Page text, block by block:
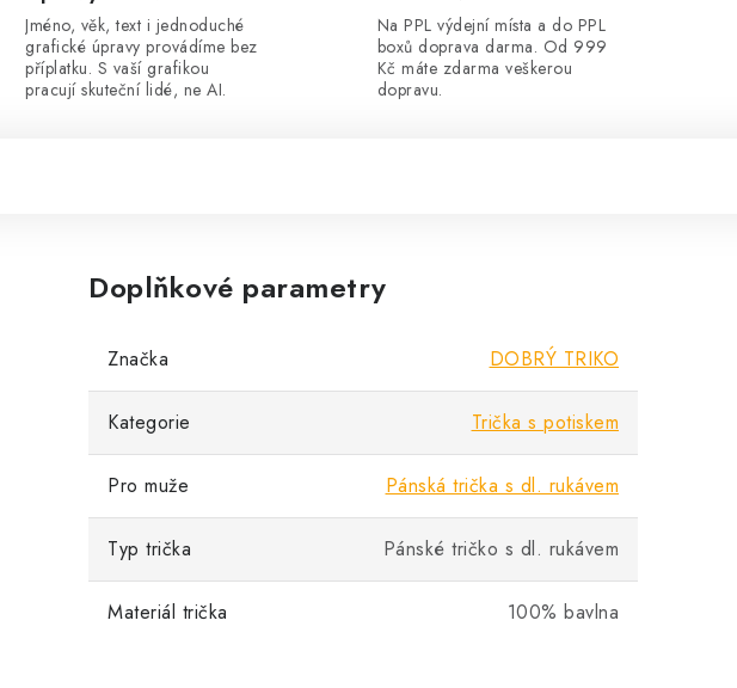
Jméno, věk, text i jednoduché
grafické úpravy provádíme bez
příplatku. S vaší grafikou
pracují skuteční lidé, ne AI.
Na PPL výdejní místa a do PPL
boxů doprava darma. Od 999
Kč máte zdarma veškerou
dopravu.
Doplňkové parametry
Značka DOBRÝ TRIKO
Kategorie Trička s potiskem
Pro muže Pánská trička s dl. rukávem
Typ trička Pánské tričko s dl. rukávem
Materiál trička 100% bavlna